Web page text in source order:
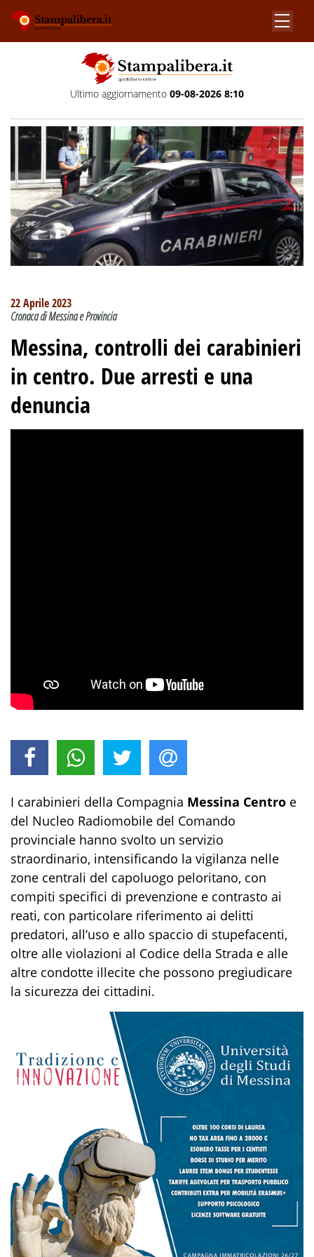
Ultimo aggiornamento 09-08-2026 8:10
22 Aprile 2023
Cronaca di Messina e Provincia
Messina, controlli dei carabinieri
in centro. Due arresti e una
denuncia
I carabinieri della Compagnia Messina Centro e
del Nucleo Radiomobile del Comando
provinciale hanno svolto un servizio
straordinario, intensificando la vigilanza nelle
zone centrali del capoluogo peloritano, con
compiti specifici di prevenzione e contrasto ai
reati, con particolare riferimento ai delitti
predatori, all’uso e allo spaccio di stupefacenti,
oltre alle violazioni al Codice della Strada e alle
altre condotte illecite che possono pregiudicare
la sicurezza dei cittadini.